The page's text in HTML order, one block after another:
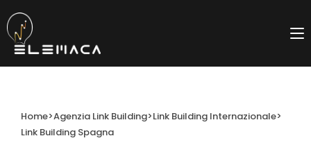
al
contenuto
Home>Agenzia Link Building>Link Building Internazionale>
Link Building Spagna